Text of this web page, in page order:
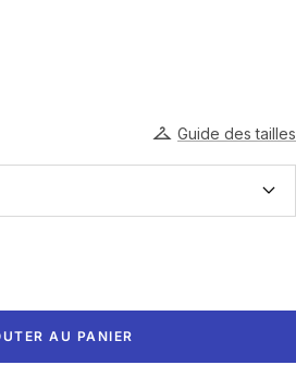
Guide des tailles
AU PANIER